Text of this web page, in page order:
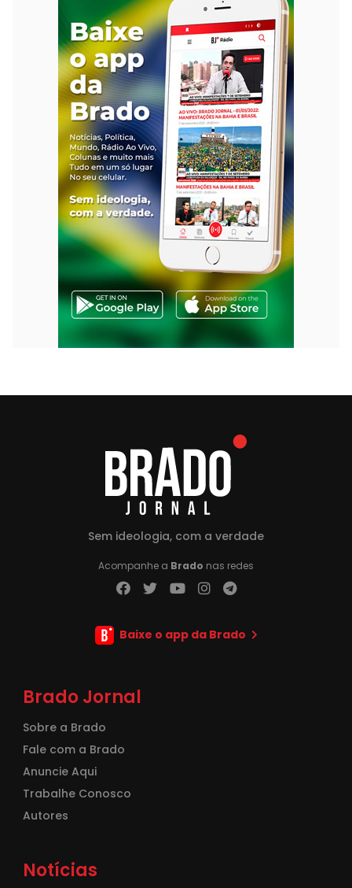
Sem ideologia, com a verdade
Acompanhe a Brado nas redes
Baixe o app da Brado
Brado Jornal
Sobre a Brado
Fale com a Brado
Anuncie Aqui
Trabalhe Conosco
Autores
Notícias